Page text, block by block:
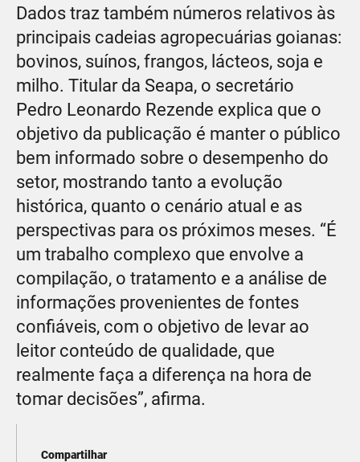
Dados traz também números relativos às
principais cadeias agropecuárias goianas:
bovinos, suínos, frangos, lácteos, soja e
milho. Titular da Seapa, o secretário
Pedro Leonardo Rezende explica que o
objetivo da publicação é manter o público
bem informado sobre o desempenho do
setor, mostrando tanto a evolução
histórica, quanto o cenário atual e as
perspectivas para os próximos meses. “É
um trabalho complexo que envolve a
compilação, o tratamento e a análise de
informações provenientes de fontes
confiáveis, com o objetivo de levar ao
leitor conteúdo de qualidade, que
realmente faça a diferença na hora de
tomar decisões”, afirma.
Compartilhar